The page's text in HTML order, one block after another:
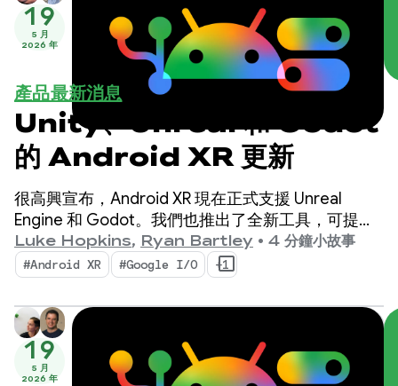
19
5 月
2026 年
產品最新消息
Unity、Unreal 和 Godot
的 Android XR 更新
很高興宣布，Android XR 現在正式支援 Unreal
Engine 和 Godot。我們也推出了全新工具，可提升
工作效率並啟用新的 XR 功能：Android XR 引擎中樞
和 Android XR 互動架構。
Luke Hopkins, Ryan Bartley • 4 分鐘小故事
#Android XR #Google I/O +1
19
5 月
2026 年